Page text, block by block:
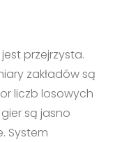
przejrzysta.
zakładów są
liczb losowych
są jasno
System